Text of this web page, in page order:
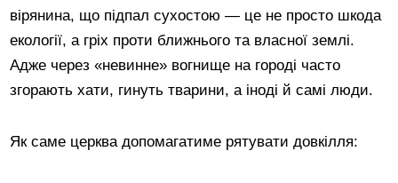
вірянина, що підпал сухостою — це не просто шкода
екології, а гріх проти ближнього та власної землі.
Адже через «невинне» вогнище на городі часто
згорають хати, гинуть тварини, а іноді й самі люди.
Як саме церква допомагатиме рятувати довкілля: